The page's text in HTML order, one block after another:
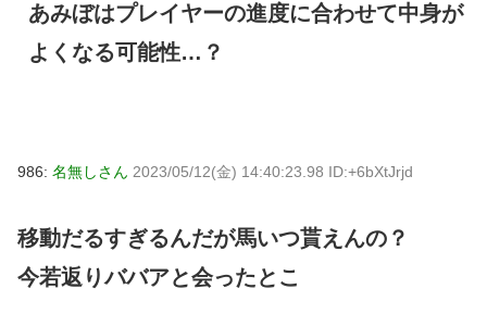
あみぼはプレイヤーの進度に合わせて中身が
よくなる可能性…？
986: 名無しさん 2023/05/12(金) 14:40:23.98 ID:+6bXtJrjd
移動だるすぎるんだが馬いつ貰えんの？
今若返りババアと会ったとこ